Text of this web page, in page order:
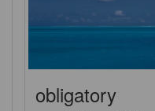
obligatory